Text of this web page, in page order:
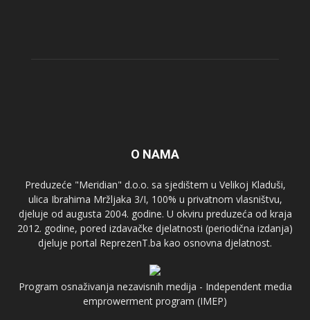
O NAMA
Preduzeće "Meridian" d.o.o. sa sjedištem u Velikoj Kladuši,
ulica Ibrahima Mržljaka 3/I, 100% u privatnom vlasništvu,
djeluje od augusta 2004. godine. U okviru preduzeća od kraja
2012. godine, pored izdavačke djelatnosti (periodična izdanja)
djeluje portal ReprezenT.ba kao osnovna djelatnost.
Program osnaživanja nezavisnih medija - Independent media
emprowerment program (IMEP)